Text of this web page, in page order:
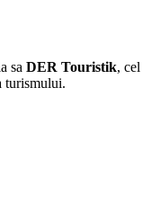
sa DER Touristik, cel
turismului.